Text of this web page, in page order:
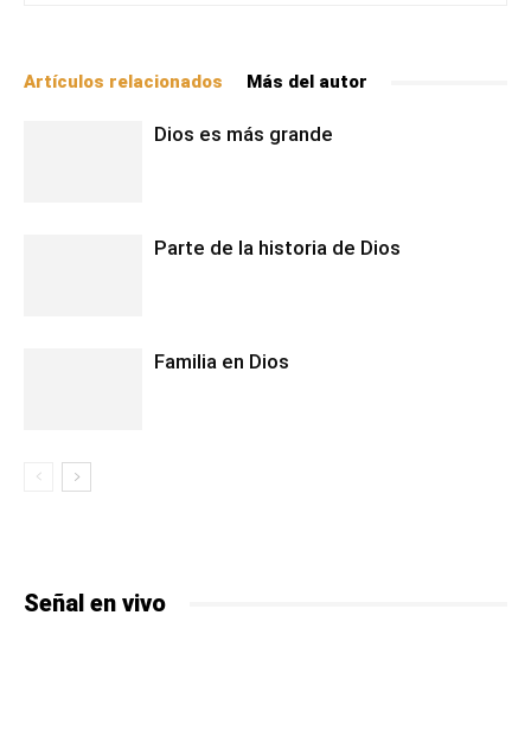
Artículos relacionados Más del autor
Dios es más grande
Parte de la historia de Dios
Familia en Dios
Señal en vivo